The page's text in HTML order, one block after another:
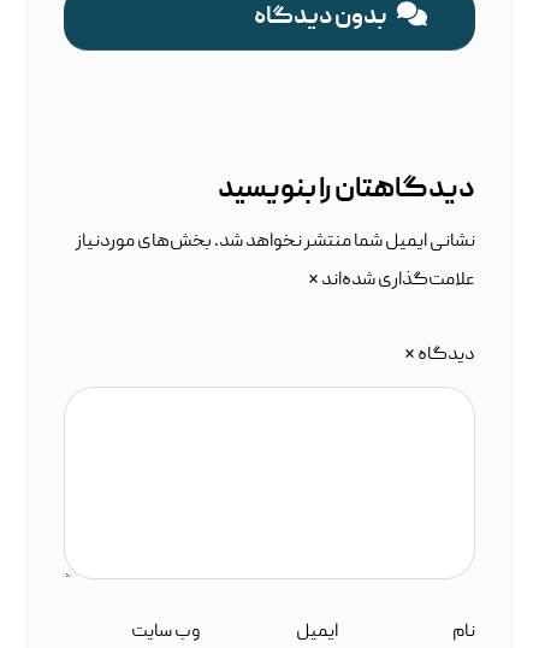
بدون دیدگاه
دیدگاهتان را بنویسید
نشانی ایمیل شما منتشر نخواهد شد.بخش‌های موردنیاز
علامت‌گذاری شده‌اند*
دیدگاه*
نام ایمیل وب‌ سایت